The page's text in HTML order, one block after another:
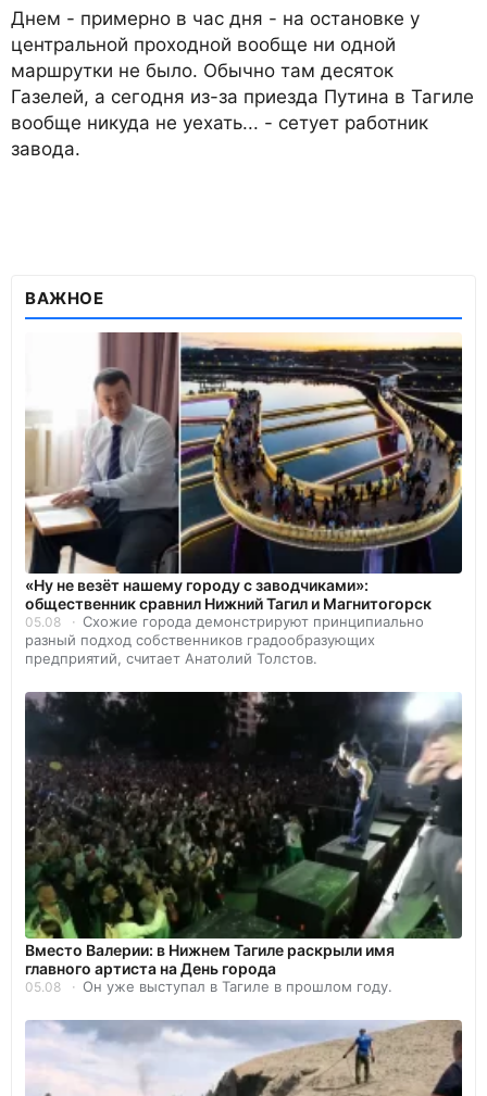
Днем - примерно в час дня - на остановке у
центральной проходной вообще ни одной
маршрутки не было. Обычно там десяток
Газелей, а сегодня из-за приезда Путина в Тагиле
вообще никуда не уехать... - сетует работник
завода.
ВАЖНОЕ
«Ну не везёт нашему городу с заводчиками»:
общественник сравнил Нижний Тагил и Магнитогорск
05.08
Схожие города демонстрируют принципиально
разный подход собственников градообразующих
предприятий, считает Анатолий Толстов.
Вместо Валерии: в Нижнем Тагиле раскрыли имя
главного артиста на День города
05.08 Он уже выступал в Тагиле в прошлом году.